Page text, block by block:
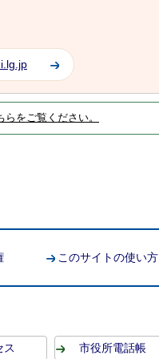
をご覧ください。
このサイトの使い方
ス 市役所電話帳